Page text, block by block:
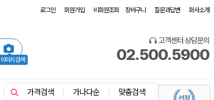
로그인 회원가입 비회원조회 장바구니 질문과답변 회사소개
미지 검색
고객센터 상담문의
02.500.5900
가격검색 가나다순 맞춤검색